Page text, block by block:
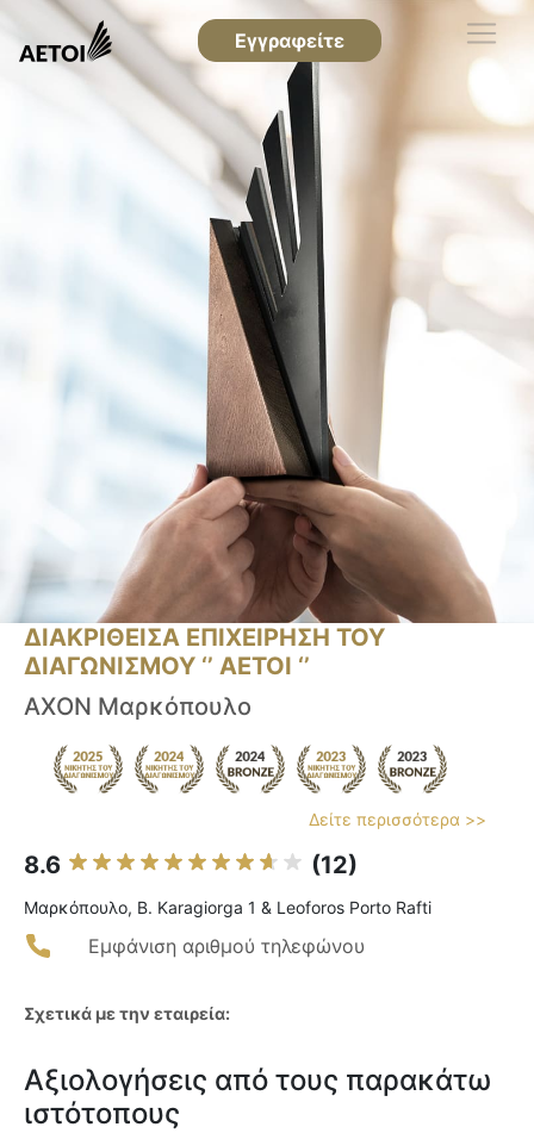
Εγγραφείτε
ΔΙΑΚΡΙΘΕΙΣΑ ΕΠΙΧΕΙΡΗΣΗ ΤΟΥ
ΔΙΑΓΩΝΙΣΜΟΥ ‘’ ΑΕΤΟΙ ‘’
AXON Μαρκόπουλο
Δείτε περισσότερα >>
8.6 (12)
Μαρκόπουλο, B. Karagiorga 1 & Leoforos Porto Rafti
Εμφάνιση αριθμού τηλεφώνου
Σχετικά με την εταιρεία:
Αξιολογήσεις από τους παρακάτω
ιστότοπους